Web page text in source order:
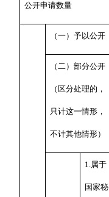
公开申请数量
（一）予以公开
（二）部分公开
（区分处理的，
只计这一情形，
不计其他情形）
1.属于
国家秘